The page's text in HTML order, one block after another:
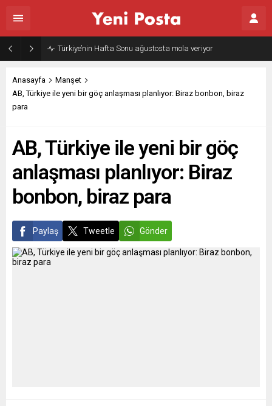
Türkiye’nin Hafta Sonu ağustosta mola veriyor
Anasayfa
Manşet
AB, Türkiye ile yeni bir göç anlaşması planlıyor: Biraz bonbon, biraz
para
AB, Türkiye ile yeni bir göç
anlaşması planlıyor: Biraz
bonbon, biraz para
Paylaş Tweetle Gönder